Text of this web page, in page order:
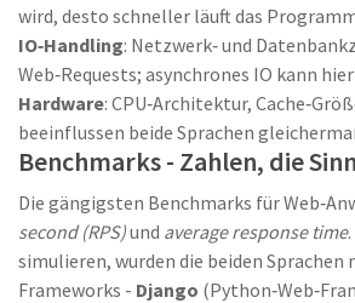
wird, desto schneller läuft das
IO‑Handling: Netzwerk‑ und
Web‑Requests; asynchrones IO kann
Hardware: CPU‑Architektur,
beeinflussen beide Sprachen
Benchmarks - Zahlen, die
Die gängigsten Benchmarks für
second (RPS)und average response time
simulieren, wurden die beiden
Frameworks - Django (